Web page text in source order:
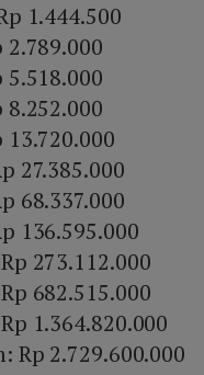
1.444.500
27.385.000
68.337.000
136.595.000
273.112.000
682.515.000
1.364.820.000
Rp 2.729.600.000